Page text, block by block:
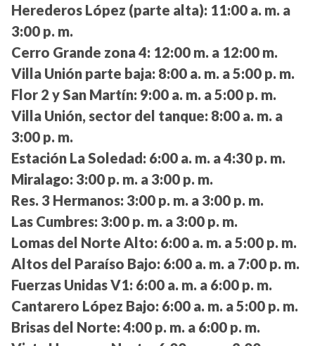
Herederos López (parte alta): 11:00 a. m. a
3:00 p. m.
Cerro Grande zona 4: 12:00 m. a 12:00 m.
Villa Unión parte baja: 8:00 a. m. a 5:00 p. m.
Flor 2 y San Martín: 9:00 a. m. a 5:00 p. m.
Villa Unión, sector del tanque: 8:00 a. m. a
3:00 p. m.
Estación La Soledad: 6:00 a. m. a 4:30 p. m.
Miralago: 3:00 p. m. a 3:00 p. m.
Res. 3 Hermanos: 3:00 p. m. a 3:00 p. m.
Las Cumbres: 3:00 p. m. a 3:00 p. m.
Lomas del Norte Alto: 6:00 a. m. a 5:00 p. m.
Altos del Paraíso Bajo: 6:00 a. m. a 7:00 p. m.
Fuerzas Unidas V1: 6:00 a. m. a 6:00 p. m.
Cantarero López Bajo: 6:00 a. m. a 5:00 p. m.
Brisas del Norte: 4:00 p. m. a 6:00 p. m.